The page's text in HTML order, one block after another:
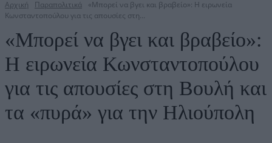
Αρχική Παραπολιτικά
«Μπορεί να βγει και βραβείο»: Η ειρωνεία
Κωνσταντοπούλου για τις απουσίες στη...
«Μπορεί να βγει και βραβείο»:
Η ειρωνεία Κωνσταντοπούλου
για τις απουσίες στη Βουλή και
τα «πυρά» για την Ηλιούπολη